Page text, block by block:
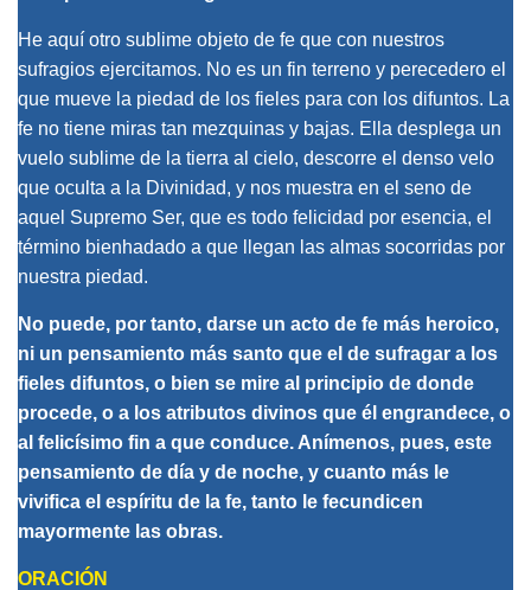
He aquí otro sublime objeto de fe que con nuestros
sufragios ejercitamos. No es un fin terreno y perecedero el
que mueve la piedad de los fieles para con los difuntos. La
fe no tiene miras tan mezquinas y bajas. Ella desplega un
vuelo sublime de la tierra al cielo, descorre el denso velo
que oculta a la Divinidad, y nos muestra en el seno de
aquel Supremo Ser, que es todo felicidad por esencia, el
término bienhadado a que llegan las almas socorridas por
nuestra piedad.
No puede, por tanto, darse un acto de fe más heroico,
ni un pensamiento más santo que el de sufragar a los
fieles difuntos, o bien se mire al principio de donde
procede, o a los atributos divinos que él engrandece, o
al felicísimo fin a que conduce. Anímenos, pues, este
pensamiento de día y de noche, y cuanto más le
vivifica el espíritu de la fe, tanto le fecundicen
mayormente las obras.
ORACIÓN